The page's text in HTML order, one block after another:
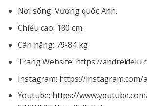
Nơi sống: Vương quốc Anh.
Chiều cao: 180 cm.
Cân nặng: 79-84 kg
Trang Website: https://
Instagram: https://instagram.com/
Youtube: https://